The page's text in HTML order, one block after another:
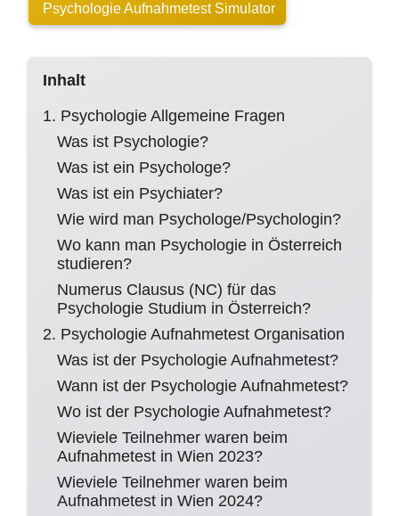
Psychologie Aufnahmetest Simulator
Inhalt
1. Psychologie Allgemeine Fragen
Was ist Psychologie?
Was ist ein Psychologe?
Was ist ein Psychiater?
Wie wird man Psychologe/Psychologin?
Wo kann man Psychologie in Österreich
studieren?
Numerus Clausus (NC) für das
Psychologie Studium in Österreich?
2. Psychologie Aufnahmetest Organisation
Was ist der Psychologie Aufnahmetest?
Wann ist der Psychologie Aufnahmetest?
Wo ist der Psychologie Aufnahmetest?
Wieviele Teilnehmer waren beim
Aufnahmetest in Wien 2023?
Wieviele Teilnehmer waren beim
Aufnahmetest in Wien 2024?